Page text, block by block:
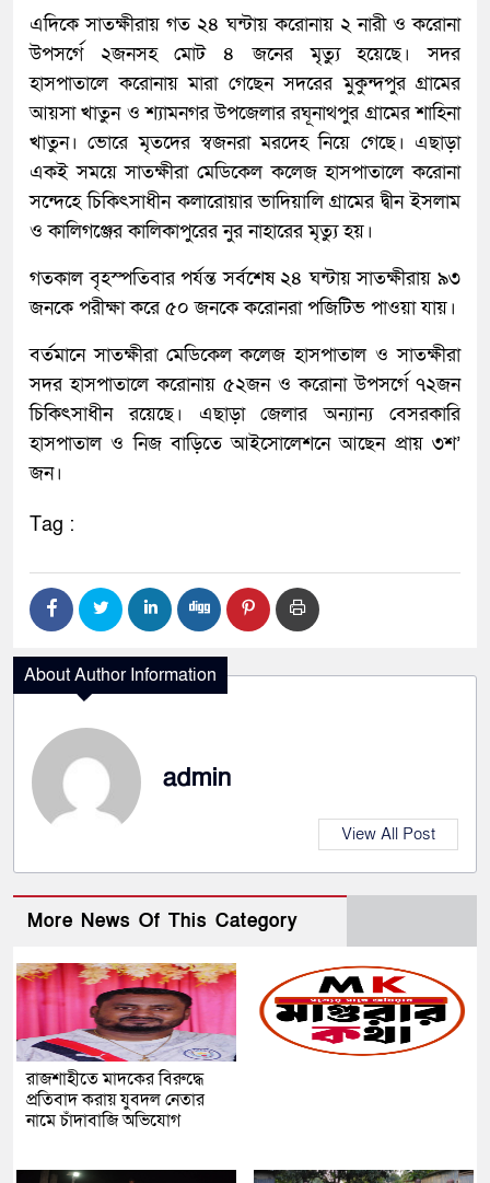
এদিকে সাতক্ষীরায় গত ২৪ ঘন্টায় করোনায় ২ নারী ও করোনা
উপসর্গে ২জনসহ মোট ৪ জনের মৃত্যু হয়েছে। সদর
হাসপাতালে করোনায় মারা গেছেন সদরের মুকুন্দপুর গ্রামের
আয়সা খাতুন ও শ্যামনগর উপজেলার রঘূনাথপুর গ্রামের শাহিনা
খাতুন। ভোরে মৃতদের স্বজনরা মরদেহ নিয়ে গেছে। এছাড়া
একই সময়ে সাতক্ষীরা মেডিকেল কলেজ হাসপাতালে করোনা
সন্দেহে চিকিৎসাধীন কলারোয়ার ভাদিয়ালি গ্রামের দ্বীন ইসলাম
ও কালিগঞ্জের কালিকাপুরের নুর নাহারের মৃত্যু হয়।
গতকাল বৃহস্পতিবার পর্যন্ত সর্বশেষ ২৪ ঘন্টায় সাতক্ষীরায় ৯৩
জনকে পরীক্ষা করে ৫০ জনকে করোনরা পজিটিভ পাওয়া যায়।
বর্তমানে সাতক্ষীরা মেডিকেল কলেজ হাসপাতাল ও সাতক্ষীরা
সদর হাসপাতালে করোনায় ৫২জন ও করোনা উপসর্গে ৭২জন
চিকিৎসাধীন রয়েছে। এছাড়া জেলার অন্যান্য বেসরকারি
হাসপাতাল ও নিজ বাড়িতে আইসোলেশনে আছেন প্রায় ৩শ’
জন।
Tag :
About Author Information
admin
View All Post
More News Of This Category
রাজশাহীতে মাদকের বিরুদ্ধে
প্রতিবাদ করায় যুবদল নেতার
নামে চাঁদাবাজি অভিযোগ